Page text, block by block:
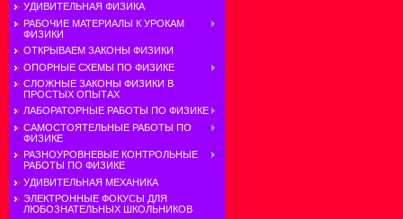
УДИВИТЕЛЬНАЯ ФИЗИКА
РАБОЧИЕ МАТЕРИАЛЫ К УРОКАМ
ФИЗИКИ
ОТКРЫВАЕМ ЗАКОНЫ ФИЗИКИ
ОПОРНЫЕ СХЕМЫ ПО ФИЗИКЕ
СЛОЖНЫЕ ЗАКОНЫ ФИЗИКИ В
ПРОСТЫХ ОПЫТАХ
ЛАБОРАТОРНЫЕ РАБОТЫ ПО ФИЗИКЕ
САМОСТОЯТЕЛЬНЫЕ РАБОТЫ ПО
ФИЗИКЕ
РАЗНОУРОВНЕВЫЕ КОНТРОЛЬНЫЕ
РАБОТЫ ПО ФИЗИКЕ
УДИВИТЕЛЬНАЯ МЕХАНИКА
ЭЛЕКТРОННЫЕ ФОКУСЫ ДЛЯ
ЛЮБОЗНАТЕЛЬНЫХ ШКОЛЬНИКОВ